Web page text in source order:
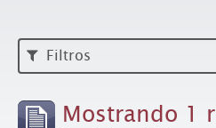
Filtros
Mostrando 1